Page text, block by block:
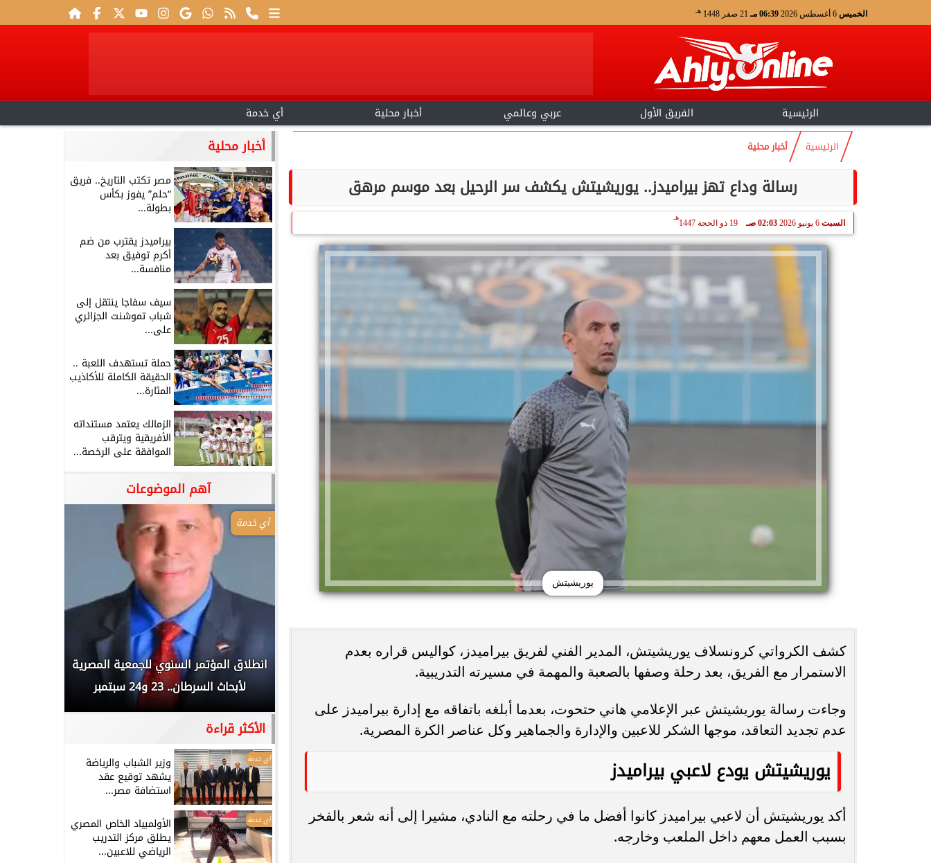
الخميس 06:39 مـ 21 صفر 1448 هـ
الرئيسية الفريق الأول عربي وعالمي أخبار محلية أي خدمة
الرئيسية أخبار محلية
رسالة وداع تهز بيراميدز.. يوريشيتش يكشف سر الرحيل بعد موسم مرهق
السبت 6 يونيو 2026 02:03 صـ 19 ذو الحجة 1447
هـ
يوريشيتش
كشف الكرواتي كرونسلاف يوريشيتش، المدير الفني لفريق بيراميدز، كواليس قراره بعدم
الاستمرار مع الفريق، بعد رحلة وصفها بالصعبة والمهمة في مسيرته التدريبية.
وجاءت رسالة يوريشيتش عبر الإعلامي هاني حتحوت، بعدما أبلغه باتفاقه مع إدارة بيراميدز على
عدم تجديد التعاقد، موجها الشكر للاعبين والإدارة والجماهير وكل عناصر الكرة المصرية.
يوريشيتش يودع لاعبي بيراميدز
أكد يوريشيتش أن لاعبي بيراميدز كانوا أفضل ما في رحلته مع النادي، مشيرا إلى أنه شعر بالفخر
بسبب العمل معهم داخل الملعب وخارجه.
أخبار محلية
مصر تكتب التاريخ.. فريق
“حلم” يفوز بكأس
بطولة...
بيراميدز يقترب من ضم
أكرم توفيق بعد
منافسة...
سيف سفاجا ينتقل إلى
شباب تموشنت الجزائري
على...
حملة تستهدف اللعبة ..
الحقيقة الكاملة للأكاذيب
المثارة...
الزمالك يعتمد مستنداته
الأفريقية ويترقب
الموافقة على الرخصة...
آهم الموضوعات
انغام تختار جدة محطة اولى لتدشين
البومها
مصر تكتب التاريخ.. فريق “حلم” يفوز بكأس
بطولة Genuine Cup العالمية لكرة...
أوبو تطلق سلسلة رينو 16 في المملكة
العربية السعودية بتصميم لافت وقدرات...
أي خدمة
انطلاق المؤتمر السنوي للجمعية المصرية
لأبحاث السرطان.. 23 و24 سبتمبر
الأكثر قراءة
أي خدمة وزير الشباب والرياضة
يشهد توقيع عقد
استضافة مصر...
أي خدمة الأولمبياد الخاص المصري
يطلق مركز التدريب
الرياضي للاعبين...